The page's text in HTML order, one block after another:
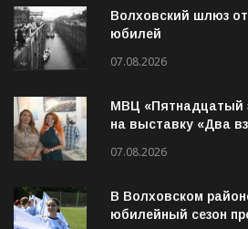
Волховский шлюз
07.08.2026
МВЦ «Пятнадцатый
07.08.2026